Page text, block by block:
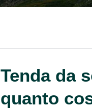
Tenda da
quanto